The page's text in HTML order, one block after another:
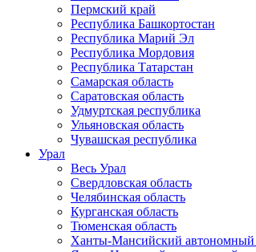
Пермский край
Республика Башкортостан
Республика Марий Эл
Республика Мордовия
Республика Татарстан
Самарская область
Саратовская область
Удмуртская республика
Ульяновская область
Чувашская республика
Урал
Весь Урал
Свердловская область
Челябинская область
Курганская область
Тюменская область
Ханты-Мансийский автономный